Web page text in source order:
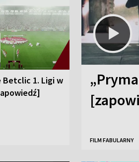
Betclic 1. Ligi w
FILM FABULARNY